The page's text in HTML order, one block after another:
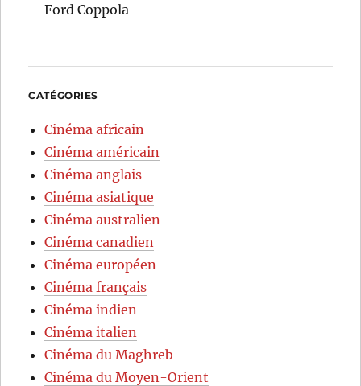
Ford Coppola
CATÉGORIES
Cinéma africain
Cinéma américain
Cinéma anglais
Cinéma asiatique
Cinéma australien
Cinéma canadien
Cinéma européen
Cinéma français
Cinéma indien
Cinéma italien
Cinéma du Maghreb
Cinéma du Moyen-Orient